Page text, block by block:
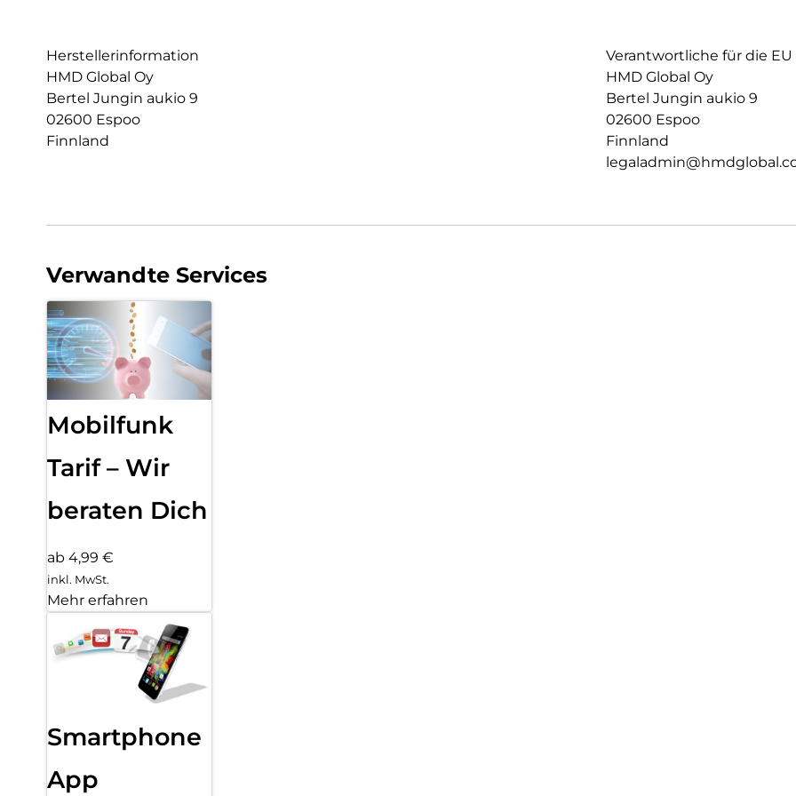
Herstellerinformation
HMD Global Oy
Bertel Jungin aukio 9
02600 Espoo
Finnland
Verantwortliche für die EU
HMD Global Oy
Bertel Jungin aukio 9
02600 Espoo
Finnland
Verwandte Services
Mobilfunk
Tarif – Wir
beraten Dich
ab 4,99 €
inkl. MwSt.
Mehr erfahren
Smartphone
App